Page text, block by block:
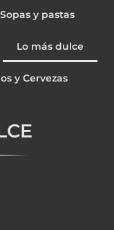
Sopas y pastas
Lo más dulce
y Cervezas